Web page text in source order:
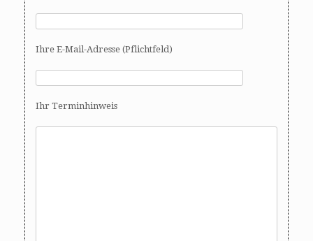
Ihre E-Mail-Adresse (Pflichtfeld)
Ihr Terminhinweis